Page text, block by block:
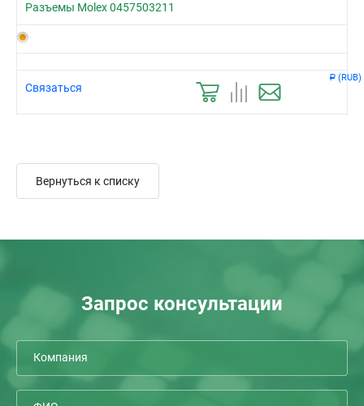
Р (RUB)
Разъемы Molex 0457503211
Связаться
Вернуться к списку
Запрос консультации